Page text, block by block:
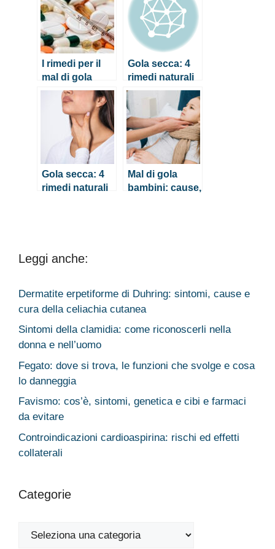
naturali
I rimedi per il
mal di gola
forte
Gola secca: 4
rimedi naturali
veloci ed
efficaci
Gola secca: 4
rimedi naturali
Mal di gola
bambini: cause,
Leggi anche:
Dermatite erpetiforme di Duhring: sintomi, cause e
cura della celiachia cutanea
Sintomi della clamidia: come riconoscerli nella
donna e nell’uomo
Fegato: dove si trova, le funzioni che svolge e cosa
lo danneggia
Favismo: cos’è, sintomi, genetica e cibi e farmaci
da evitare
Controindicazioni cardioaspirina: rischi ed effetti
collaterali
Categorie
Categorie